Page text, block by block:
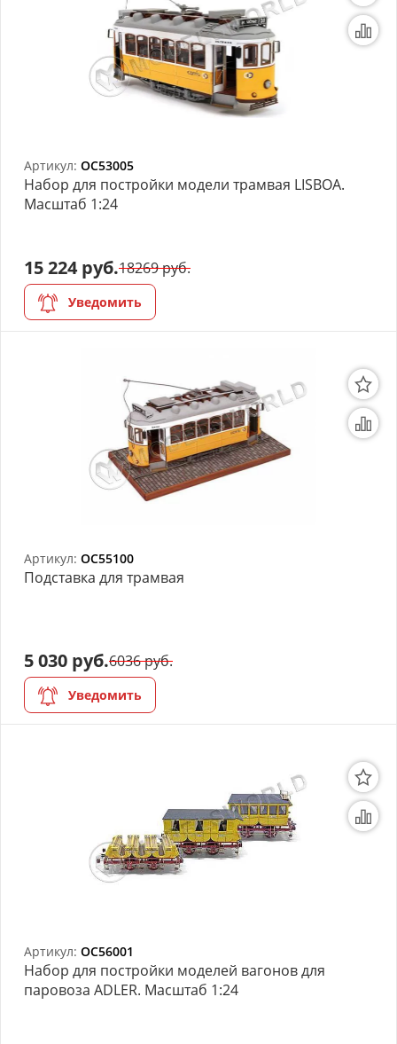
Артикул: OC53005
Набор для постройки модели трамвая LISBOA.
Масштаб 1:24
15 224 руб.18269 руб.
Уведомить
Артикул: OC55100
Подставка для трамвая
5 030 руб.6036 руб.
Уведомить
Артикул: OC56001
Набор для постройки моделей вагонов для
паровоза ADLER. Масштаб 1:24